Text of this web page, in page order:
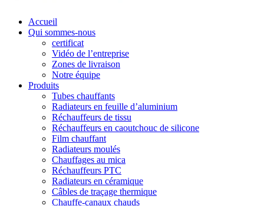
Accueil
Qui sommes-nous
certificat
Vidéo de l’entreprise
Zones de livraison
Notre équipe
Produits
Tubes chauffants
Radiateurs en feuille d’aluminium
Réchauffeurs de tissu
Réchauffeurs en caoutchouc de silicone
Film chauffant
Radiateurs moulés
Chauffages au mica
Réchauffeurs PTC
Radiateurs en céramique
Câbles de traçage thermique
Chauffe-canaux chauds